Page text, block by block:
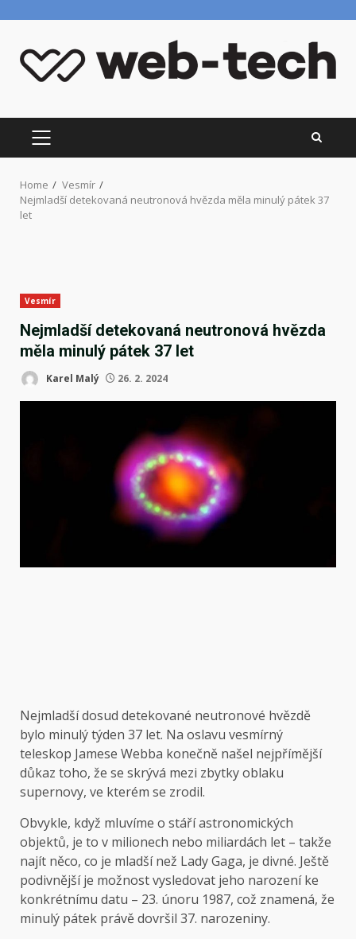
content
PRIMARY
MENU
Home
Vesmír
Nejmladší detekovaná neutronová hvězda měla minulý pátek 37
let
Vesmír
Nejmladší detekovaná neutronová hvězda
měla minulý pátek 37 let
Karel Malý 26. 2. 2024
Nejmladší dosud detekované neutronové hvězdě
bylo minulý týden 37 let. Na oslavu vesmírný
teleskop Jamese Webba konečně našel nejpřímější
důkaz toho, že se skrývá mezi zbytky oblaku
supernovy, ve kterém se zrodil.
Obvykle, když mluvíme o stáří astronomických
objektů, je to v milionech nebo miliardách let – takže
najít něco, co je mladší než Lady Gaga, je divné. Ještě
podivnější je možnost vysledovat jeho narození ke
konkrétnímu datu – 23. únoru 1987, což znamená, že
minulý pátek právě dovršil 37. narozeniny.